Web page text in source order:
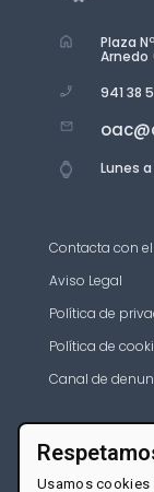
Plaza
Arnedo
941 38
Lunes
Contacta con
Aviso Legal
Política de
Política de
Canal de
Usamos cookies